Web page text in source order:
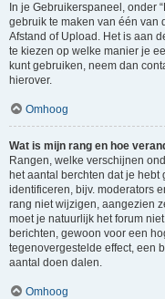
In je Gebruikerspaneel, onder
gebruik te maken van één van
Afstand of Upload. Het is aan
te kiezen op welke manier je
kunt gebruiken, neem dan
hierover.
Omhoog
Wat is mijn rang en hoe
Rangen, welke verschijnen
het aantal berchten dat je
identificeren, bijv. moderators
rang niet wijzigen, aangezien
moet je natuurlijk het forum
berichten, gewoon voor een
tegenovergestelde effect, een
aantal doen dalen.
Omhoog